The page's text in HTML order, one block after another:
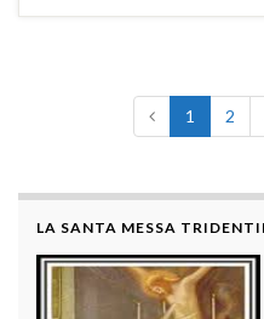
1 2
LA SANTA MESSA